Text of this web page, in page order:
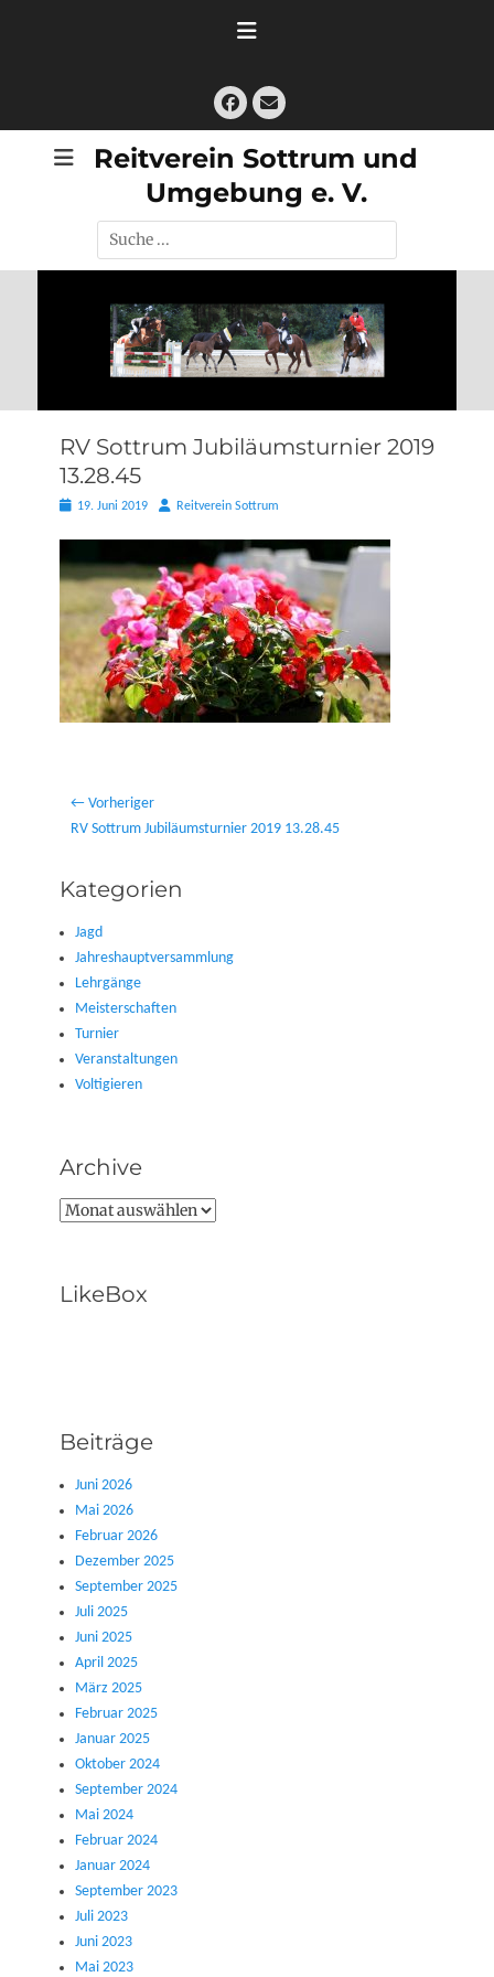
Facebook
E-
Mail
Reitverein Sottrum und
Umgebung e. V.
Suche
nach:
RV Sottrum Jubiläumsturnier 2019
13.28.45
Posted19. Juni 2019 AutorReitverein Sottrum
Beitragsnavigation
← Vorheriger
Vorheriger
RV Sottrum Jubiläumsturnier 2019 13.28.45
Kategorien
Jagd
Jahreshauptversammlung
Lehrgänge
Meisterschaften
Turnier
Veranstaltungen
Voltigieren
Archive
Archive
LikeBox
Beiträge
Juni 2026
Mai 2026
Februar 2026
Dezember 2025
September 2025
Juli 2025
Juni 2025
April 2025
März 2025
Februar 2025
Januar 2025
Oktober 2024
September 2024
Mai 2024
Februar 2024
Januar 2024
September 2023
Juli 2023
Juni 2023
Mai 2023